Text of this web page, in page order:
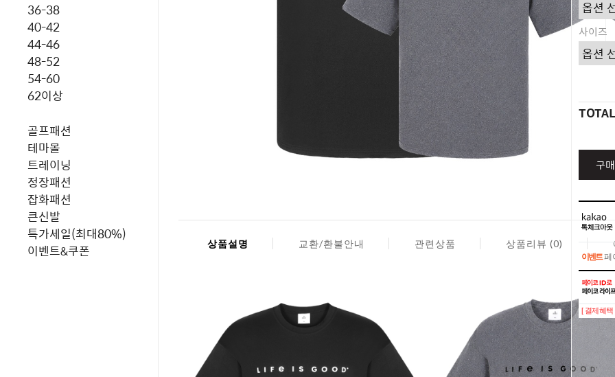
36-38
40-42
44-46
48-52
54-60
62이상
골프패션
테마몰
트레이닝
정장패션
잡화패션
큰신발
특가세일(최대80%)
이벤트&쿠폰
사이즈
TOTAL
구
이벤트페
이벤트페
[ 결제혜
상품설명 교환/환불안내 관련상품 상품리뷰 (0)